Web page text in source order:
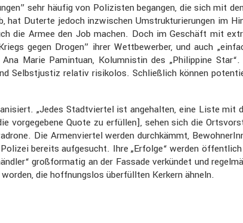
sehr häufig von Polizisten begangen, die sich mit
hat Duterte jedoch inzwi­schen Umstruk­tu­rie­rungen im
die Armee den Job machen. Doch im Geschäft mit
gegen Drogen” ihrer Wettbe­werber, und auch
Marie Pamin­tuan, Kolum­nistin des „Philip­pine
Selbst­justiz relativ risikolos. Schließ­lich können
„Jedes Stadt­viertel ist angehalten, eine Liste mit
vorge­ge­bene Quote zu erfüllen], sehen sich die
Die Armen­viertel werden durch­kämmt,
bereits aufge­sucht. Ihre „Erfolge“ werden
großfor­matig an der Fassade verkündet und
die hoffnungslos überfüllten Kerkern ähneln.